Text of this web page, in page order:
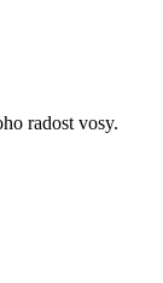
radost vosy.